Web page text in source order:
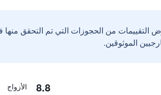
التقييمات من الحجوزات التي تم التحقق
8.8 الأزواج